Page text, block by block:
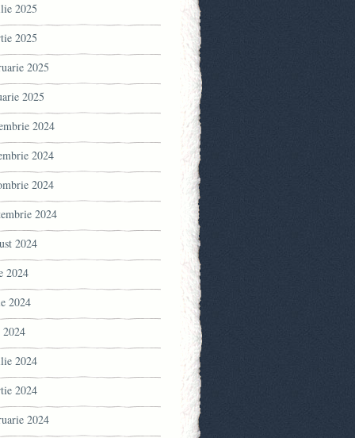
2025
2025
2025
2025
2024
2024
2024
2024
2024
2024
2024
2024
2024
2024